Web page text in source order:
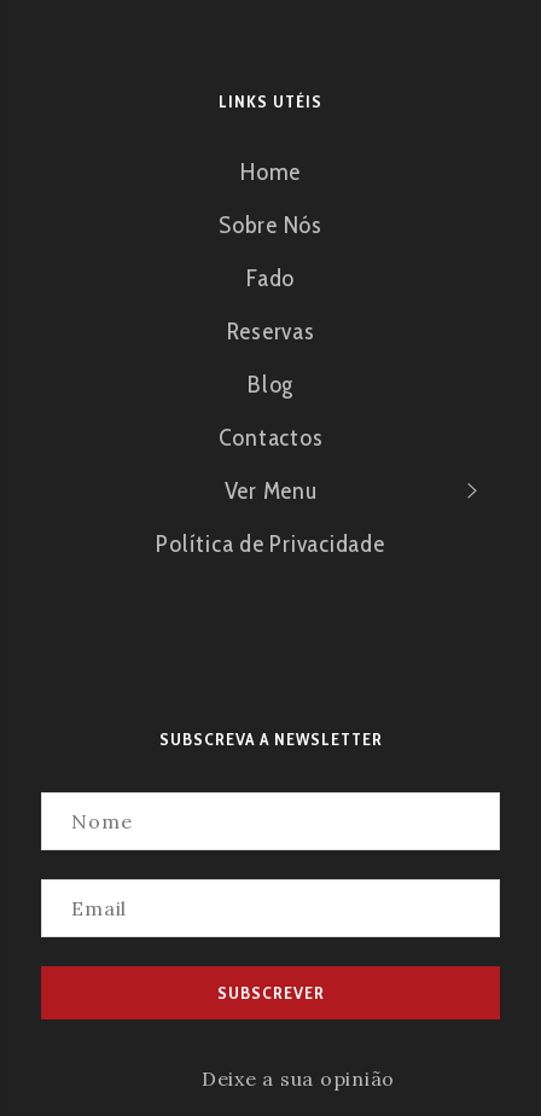
LINKS UTÉIS
Home
Sobre Nós
Fado
Reservas
Blog
Contactos
Ver Menu
Política de Privacidade
SUBSCREVA A NEWSLETTER
Deixe a sua opinião